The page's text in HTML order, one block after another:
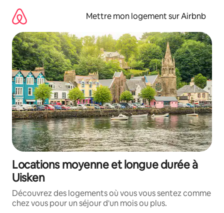
directement
contenu
Mettre mon logement sur Airbnb
Locations moyenne et longue durée à
Uisken
Découvrez des logements où vous vous sentez comme
chez vous pour un séjour d'un mois ou plus.